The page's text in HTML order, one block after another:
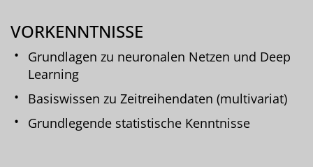
VORKENNTNISSE
Grundlagen zu neuronalen Netzen und Deep
Learning
Basiswissen zu Zeitreihendaten (multivariat)
Grundlegende statistische Kenntnisse